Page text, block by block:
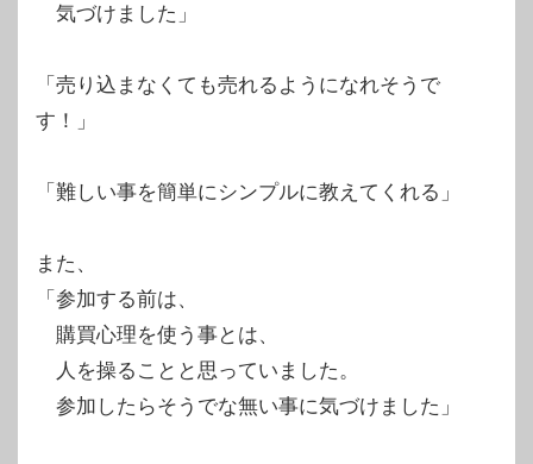
気づけました」
「売り込まなくても売れるようになれそうで
す！」
「難しい事を簡単にシンプルに教えてくれる」
また、
「参加する前は、
購買心理を使う事とは、
人を操ることと思っていました。
参加したらそうでな無い事に気づけました」